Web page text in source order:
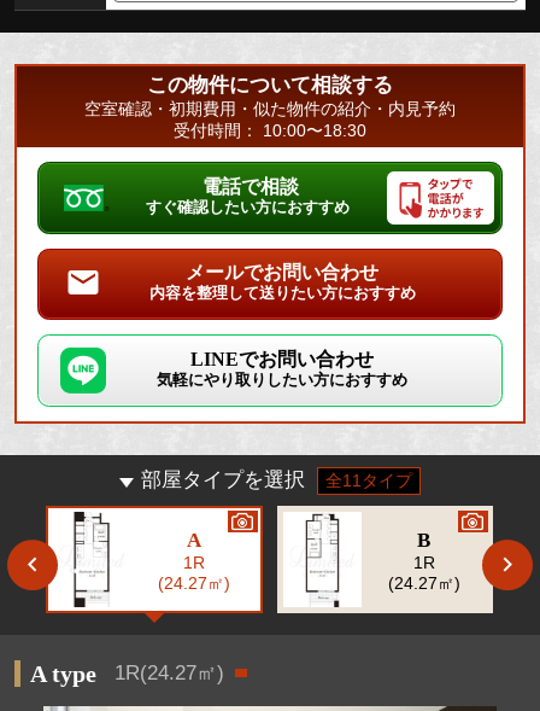
この物件について相談する
空室確認・初期費用・似た物件の紹介・内見予約
受付時間： 10:00〜18:30
電話で相談
すぐ確認したい方におすすめ
メールでお問い合わせ
内容を整理して送りたい方におすすめ
LINEでお問い合わせ
気軽にやり取りしたい方におすすめ
部屋タイプを選択 全11タイプ
A
1R
(24.27㎡)
B
1R
(24.27㎡)
A type 1R(24.27㎡)